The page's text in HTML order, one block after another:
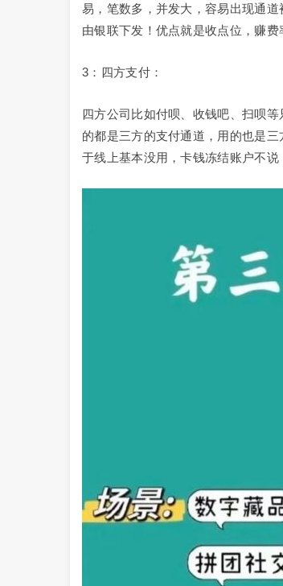
易，笔数多，并发大，容易出现通
由银联下发！优点就是收点位，赚
3：四方支付：
四方公司比如付呗、收钱吧、扫呗
的都是三方的支付通道，用的也是
于线上基本没用，卡钱冻结账户不